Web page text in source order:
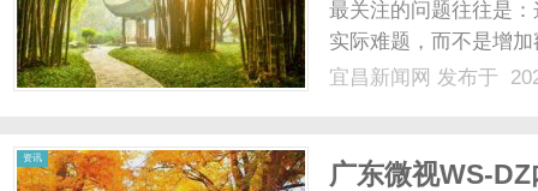
最关注的问题往往是
实际难题，而不是增
具，应当具备清晰的
宜昌新闻网 发布于
资讯
广东微视WS-